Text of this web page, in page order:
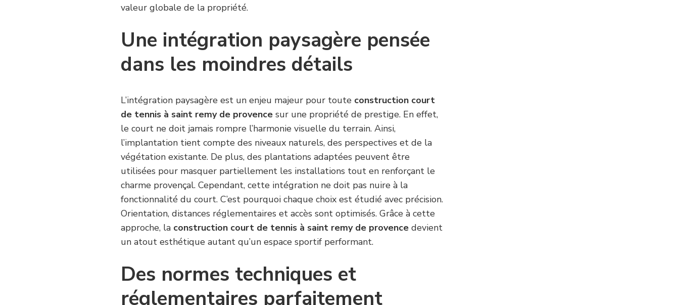
valeur globale de la propriété.
Une intégration paysagère pensée
dans les moindres détails
L’intégration paysagère est un enjeu majeur pour toute construction court
de tennis à saint remy de provence sur une propriété de prestige. En effet,
le court ne doit jamais rompre l’harmonie visuelle du terrain. Ainsi,
l’implantation tient compte des niveaux naturels, des perspectives et de la
végétation existante. De plus, des plantations adaptées peuvent être
utilisées pour masquer partiellement les installations tout en renforçant le
charme provençal. Cependant, cette intégration ne doit pas nuire à la
fonctionnalité du court. C’est pourquoi chaque choix est étudié avec précision.
Orientation, distances réglementaires et accès sont optimisés. Grâce à cette
approche, la construction court de tennis à saint remy de provence devient
un atout esthétique autant qu’un espace sportif performant.
Des normes techniques et
réglementaires parfaitement